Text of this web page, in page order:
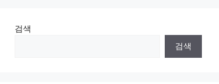
검색
검색